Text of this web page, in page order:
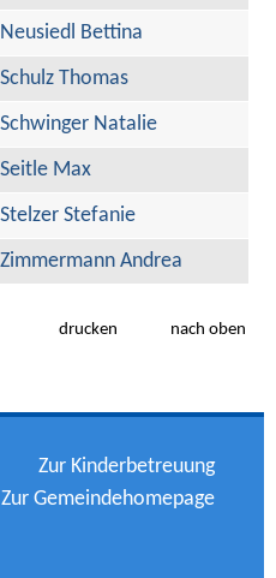
drucken nach oben
Zur Kinderbetreuung
Zur Gemeindehomepage